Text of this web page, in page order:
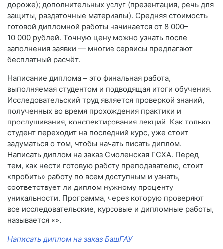
дороже); дополнительных услуг (презентация, речь для
защиты, раздаточные материалы). Средняя стоимость
готовой дипломной работы начинается от 8 000–
10 000 рублей. Точную цену можно узнать после
заполнения заявки — многие сервисы предлагают
бесплатный расчёт.
Написание диплома – это финальная работа,
выполняемая студентом и подводящая итоги обучения.
Исследовательский труд является проверкой знаний,
полученных во время прохождения практики и
прослушивания, конспектирования лекций. Как только
студент переходит на последний курс, уже стоит
задуматься о том, чтобы начать писать диплом.
Написать диплом на заказ Смоленская ГСХА. Перед
тем, как нести готовую работу преподавателю, стоит
«пробить» работу по всем доступным и узнать,
соответствует ли диплом нужному проценту
уникальности. Программа, через которую проверяют
все исследовательские, курсовые и дипломные работы,
называется «».
Написать диплом на заказ БашГАУ